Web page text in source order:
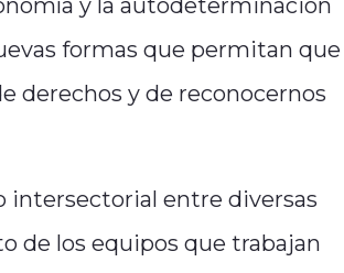
y la autodeterminación
formas que permitan que
derechos y de reconocernos
intersectorial entre diversas
de los equipos que trabajan